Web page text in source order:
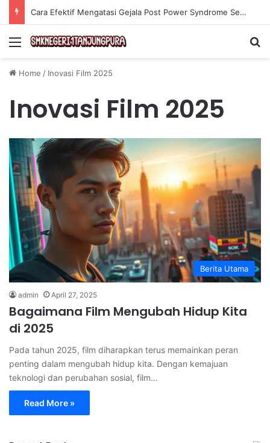
Cara Efektif Mengatasi Gejala Post Power Syndrome Setelah Pensiun Kerja
Menu
Home / Inovasi Film 2025
Inovasi Film 2025
Berita Utama
admin April 27, 2025
Bagaimana Film Mengubah Hidup Kita
di 2025
Pada tahun 2025, film diharapkan terus memainkan peran
penting dalam mengubah hidup kita. Dengan kemajuan
teknologi dan perubahan sosial, film…
Read More »